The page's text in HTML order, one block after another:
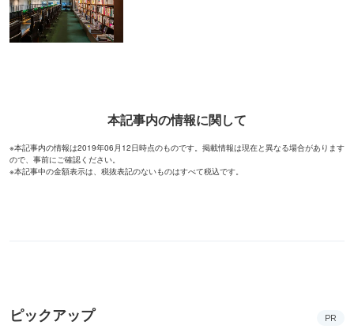
本記事内の情報に関して
※本記事内の情報は2019年06月12日時点のものです。掲載情報は現在と異なる場合があります
ので、事前にご確認ください。
※本記事中の金額表示は、税抜表記のないものはすべて税込です。
ピックアップ PR